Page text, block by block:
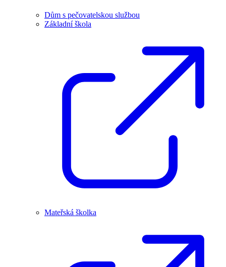
Dům s pečovatelskou službou
Základní škola
Mateřská školka